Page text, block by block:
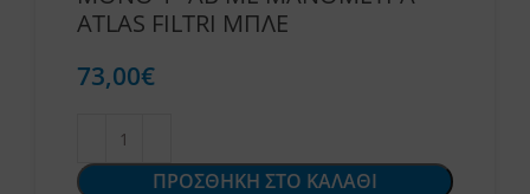
ATLAS FILTRI ΜΠΛΕ
73,00€
ΠΡΟΣΘΗΚΗ ΣΤΟ ΚΑΛΑΘΙ